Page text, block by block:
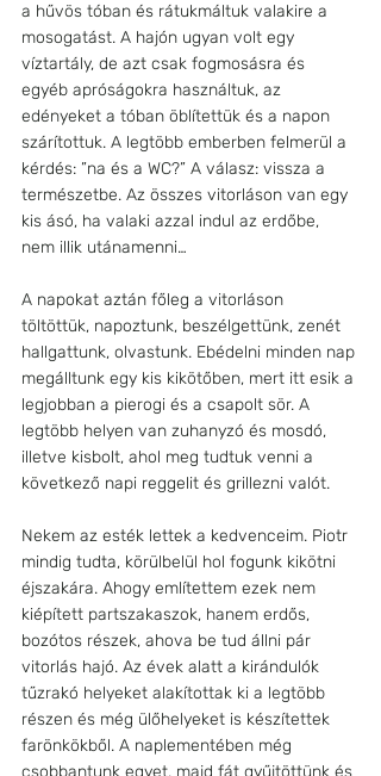
a hűvös tóban és rátukmáltuk valakire a
mosogatást. A hajón ugyan volt egy
víztartály, de azt csak fogmosásra és
egyéb apróságokra használtuk, az
edényeket a tóban öblítettük és a napon
szárítottuk. A legtöbb emberben felmerül a
kérdés: ”na és a WC?” A válasz: vissza a
természetbe. Az összes vitorláson van egy
kis ásó, ha valaki azzal indul az erdőbe,
nem illik utánamenni…
A napokat aztán főleg a vitorláson
töltöttük, napoztunk, beszélgettünk, zenét
hallgattunk, olvastunk. Ebédelni minden nap
megálltunk egy kis kikötőben, mert itt esik a
legjobban a pierogi és a csapolt sör. A
legtöbb helyen van zuhanyzó és mosdó,
illetve kisbolt, ahol meg tudtuk venni a
következő napi reggelit és grillezni valót.
Nekem az esték lettek a kedvenceim. Piotr
mindig tudta, körülbelül hol fogunk kikötni
éjszakára. Ahogy említettem ezek nem
kiépített partszakaszok, hanem erdős,
bozótos részek, ahova be tud állni pár
vitorlás hajó. Az évek alatt a kirándulók
tűzrakó helyeket alakítottak ki a legtöbb
részen és még ülőhelyeket is készítettek
farönkökből. A naplementében még
csobbantunk egyet, majd fát gyűjtöttünk és